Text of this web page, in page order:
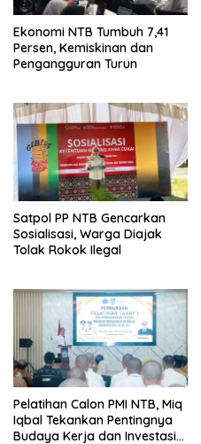
Ekonomi NTB Tumbuh 7,41
Persen, Kemiskinan dan
Pengangguran Turun
Satpol PP NTB Gencarkan
Sosialisasi, Warga Diajak
Tolak Rokok Ilegal
Pelatihan Calon PMI NTB, Miq
Iqbal Tekankan Pentingnya
Budaya Kerja dan Investasi